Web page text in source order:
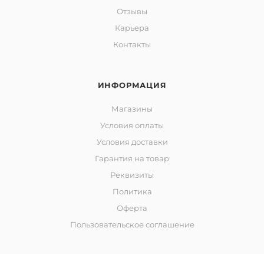
Отзывы
Карьера
Контакты
ИНФОРМАЦИЯ
Магазины
Условия оплаты
Условия доставки
Гарантия на товар
Реквизиты
Политика
Оферта
Пользовательское соглашение